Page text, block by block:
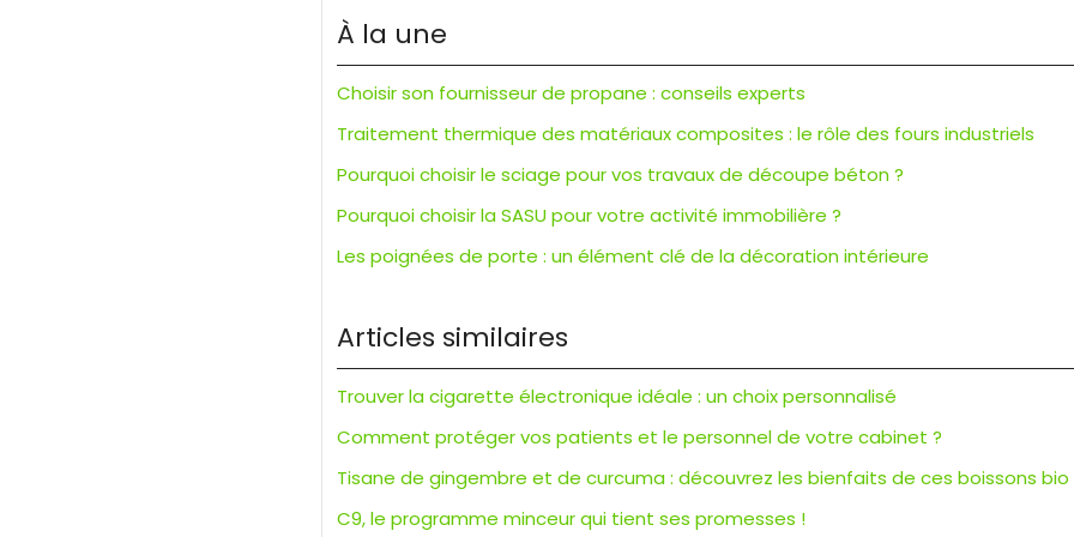
À la une
Choisir son fournisseur de propane : conseils experts
Traitement thermique des matériaux composites : le rôle des fours industriels
Pourquoi choisir le sciage pour vos travaux de découpe béton ?
Pourquoi choisir la SASU pour votre activité immobilière ?
Les poignées de porte : un élément clé de la décoration intérieure
Articles similaires
Trouver la cigarette électronique idéale : un choix personnalisé
Comment protéger vos patients et le personnel de votre cabinet ?
Tisane de gingembre et de curcuma : découvrez les bienfaits de ces boissons bio
C9, le programme minceur qui tient ses promesses !